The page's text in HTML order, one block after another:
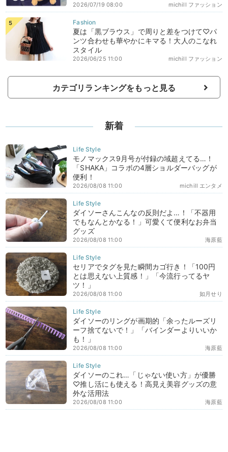
michill ファッション
2026/07/19 08:00
夏は「黒ブラウス」で周りと差をつけて♡パ
ンツ合わせも華やかにキマる！大人のこなれ
スタイル
michill ファッション
2026/06/25 11:00
カテゴリランキングをもっと見る
新着
モノマックス9月号が付録の域超えてる…！
「SHAKA」コラボの4層ショルダーバッグが
便利！
michill エンタメ
2026/08/08 11:00
ダイソーさんこんなの反則だよ…！「不器用
でもなんとかなる！」可愛くて便利なお弁当
グッズ
海原藍
2026/08/08 11:00
セリアでタグを見た瞬間カゴ行き！「100円
とは思えない上質感！」「今流行ってるヤ
ツ！」
如月せり
2026/08/08 11:00
ダイソーのリングが画期的「余ったルーズリ
ーフ捨てないで！」「バインダーよりいいか
も！」
海原藍
2026/08/08 11:00
ダイソーのこれ…「じゃない使い方」が優勝
♡推し活にも使える！高見え美容グッズの意
外な活用法
海原藍
2026/08/08 11:00